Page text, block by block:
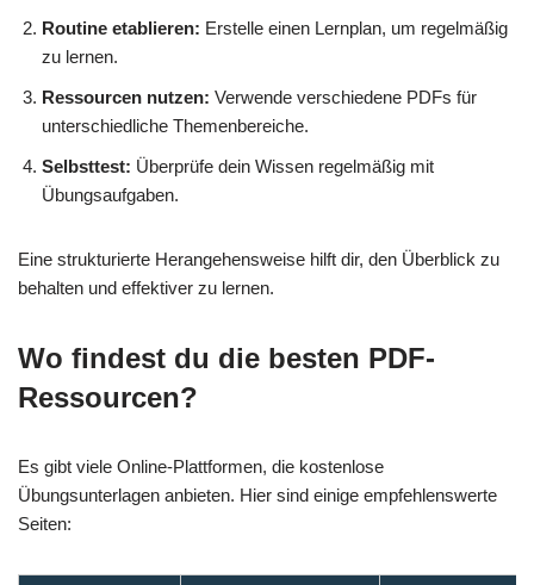
Routine etablieren: Erstelle einen Lernplan, um regelmäßig
zu lernen.
Ressourcen nutzen: Verwende verschiedene PDFs für
unterschiedliche Themenbereiche.
Selbsttest: Überprüfe dein Wissen regelmäßig mit
Übungsaufgaben.
Eine strukturierte Herangehensweise hilft dir, den Überblick zu
behalten und effektiver zu lernen.
Wo findest du die besten PDF-
Ressourcen?
Es gibt viele Online-Plattformen, die kostenlose
Übungsunterlagen anbieten. Hier sind einige empfehlenswerte
Seiten: